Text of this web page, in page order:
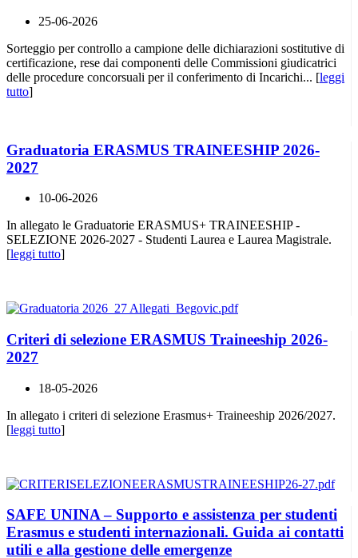
25-06-2026
Sorteggio per controllo a campione delle dichiarazioni sostitutive di
certificazione, rese dai componenti delle Commissioni giudicatrici
delle procedure concorsuali per il conferimento di Incarichi... [leggi
tutto]
Graduatoria ERASMUS TRAINEESHIP 2026-
2027
10-06-2026
In allegato le Graduatorie ERASMUS+ TRAINEESHIP -
SELEZIONE 2026-2027 - Studenti Laurea e Laurea Magistrale.
[leggi tutto]
Criteri di selezione ERASMUS Traineeship 2026-
2027
18-05-2026
In allegato i criteri di selezione Erasmus+ Traineeship 2026/2027.
[leggi tutto]
SAFE UNINA – Supporto e assistenza per studenti
Erasmus e studenti internazionali. Guida ai contatti
utili e alla gestione delle emergenze